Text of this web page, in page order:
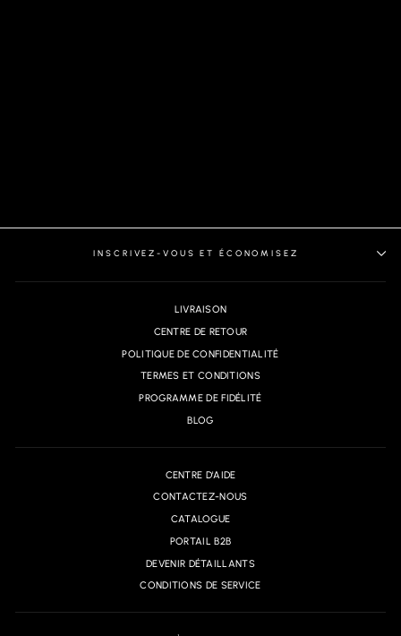
INSCRIVEZ-VOUS ET ÉCONOMISEZ
LIVRAISON
CENTRE DE RETOUR
POLITIQUE DE CONFIDENTIALITÉ
TERMES ET CONDITIONS
PROGRAMME DE FIDÉLITÉ
BLOG
CENTRE D'AIDE
CONTACTEZ-NOUS
CATALOGUE
PORTAIL B2B
DEVENIR DÉTAILLANTS
CONDITIONS DE SERVICE